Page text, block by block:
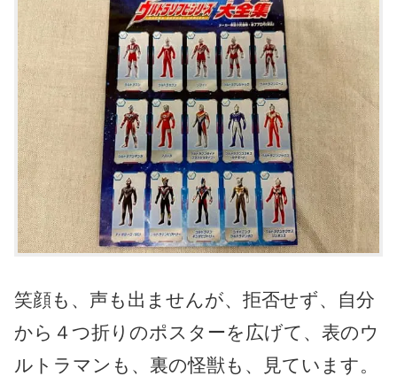
笑顔も、声も出ませんが、拒否せず、自分
から４つ折りのポスターを広げて、表のウ
ルトラマンも、裏の怪獣も、見ています。